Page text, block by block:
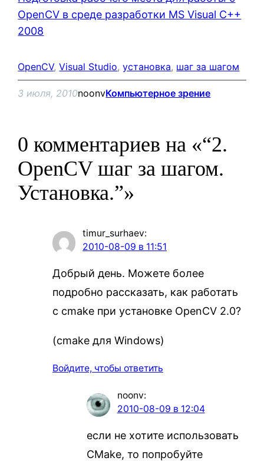
OpenCV в среде разработки MS Visual C++
2008
OpenCV, Visual Studio, установка, шаг за шагом
3 июля, 2010noonvКомпьютерное зрение
0 комментариев на «“2.
OpenCV шаг за шагом.
Установка.”»
timur_surhaev:
2010-08-09 в 11:51
Добрый день. Можете более
подробно рассказать, как работать
с cmake при установке OpenCV 2.0?
(cmake для Windows)
Войдите, чтобы ответить
noonv:
2010-08-09 в 12:04
если не хотите использовать
CMake, то попробуйте